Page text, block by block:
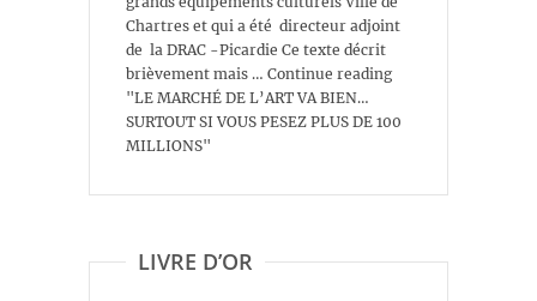
Chartres et qui a été directeur adjoint
de la DRAC -Picardie Ce texte décrit
brièvement mais … Continue reading
"LE MARCHÉ DE L’ART VA BIEN…
SURTOUT SI VOUS PESEZ PLUS DE 100
MILLIONS"
LIVRE D’OR